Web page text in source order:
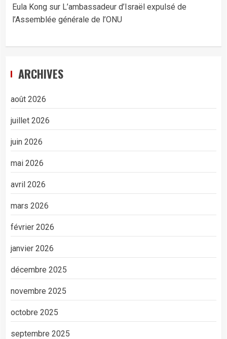
Eula Kong sur L’ambassadeur d’Israël expulsé de
l’Assemblée générale de l’ONU
ARCHIVES
août 2026
juillet 2026
juin 2026
mai 2026
avril 2026
mars 2026
février 2026
janvier 2026
décembre 2025
novembre 2025
octobre 2025
septembre 2025